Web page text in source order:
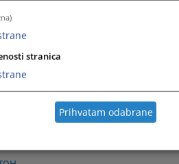
unutrašnjih poslova
Херцеговине
кантон
stranica
Prihvatam odabrane